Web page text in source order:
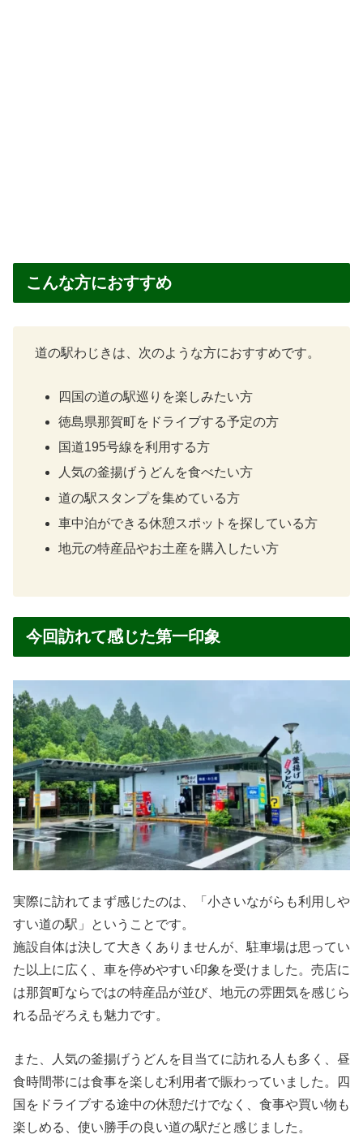
こんな方におすすめ
道の駅わじきは、次のような方におすすめです。
四国の道の駅巡りを楽しみたい方
徳島県那賀町をドライブする予定の方
国道195号線を利用する方
人気の釜揚げうどんを食べたい方
道の駅スタンプを集めている方
車中泊ができる休憩スポットを探している方
地元の特産品やお土産を購入したい方
今回訪れて感じた第一印象
実際に訪れてまず感じたのは、「小さいながらも利用しや
すい道の駅」ということです。
施設自体は決して大きくありませんが、駐車場は思ってい
た以上に広く、車を停めやすい印象を受けました。売店に
は那賀町ならではの特産品が並び、地元の雰囲気を感じら
れる品ぞろえも魅力です。
また、人気の釜揚げうどんを目当てに訪れる人も多く、昼
食時間帯には食事を楽しむ利用者で賑わっていました。四
国をドライブする途中の休憩だけでなく、食事や買い物も
楽しめる、使い勝手の良い道の駅だと感じました。